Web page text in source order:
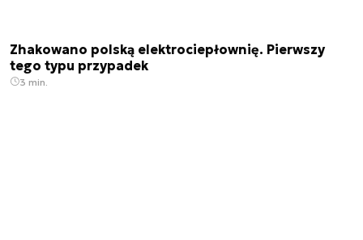
Zhakowano polską elektrociepłownię. Pierwszy
tego typu przypadek
3 min.